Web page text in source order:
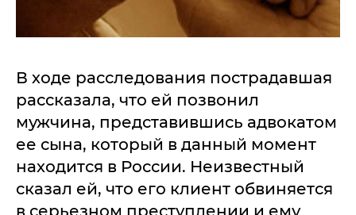
В ходе расследования пострадавшая
рассказала, что ей позвонил
мужчина, представившись адвокатом
ее сына, который в данный момент
находится в России. Неизвестный
сказал ей, что его клиент обвиняется